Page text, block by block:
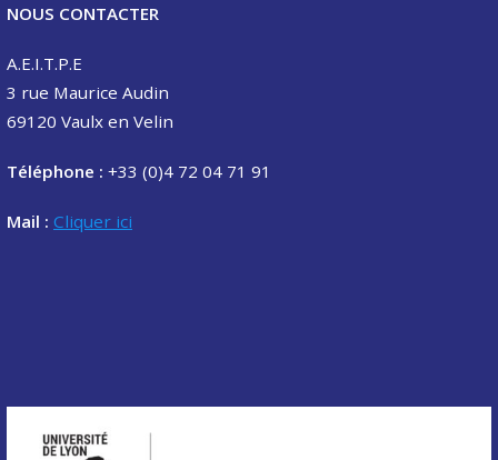
NOUS CONTACTER
A.E.I.T.P.E
3 rue Maurice Audin
69120 Vaulx en Velin
Téléphone : +33 (0)4 72 04 71 91
Mail : Cliquer ici